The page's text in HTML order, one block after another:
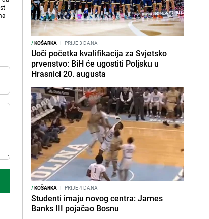
/KOŠARKA I PRIJE 3 DANA
Uoči početka kvalifikacija za Svjetsko
prvenstvo: BiH će ugostiti Poljsku u
Hrasnici 20. augusta
/KOŠARKA I PRIJE 4 DANA
Studenti imaju novog centra: James
Banks III pojačao Bosnu